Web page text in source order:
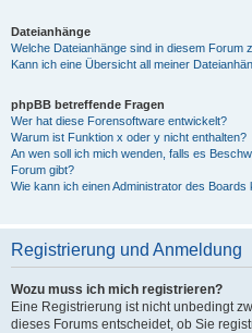
Dateianhänge
Welche Dateianhänge sind in diesem Forum
Kann ich eine Übersicht all meiner
phpBB betreffende Fragen
Wer hat diese Forensoftware entwickelt?
Warum ist Funktion x oder y nicht enthalten?
An wen soll ich mich wenden, falls es
Forum gibt?
Wie kann ich einen Administrator des Boards
Registrierung und Anmeldung
Wozu muss ich mich registrieren?
Eine Registrierung ist nicht unbedingt
dieses Forums entscheidet, ob Sie